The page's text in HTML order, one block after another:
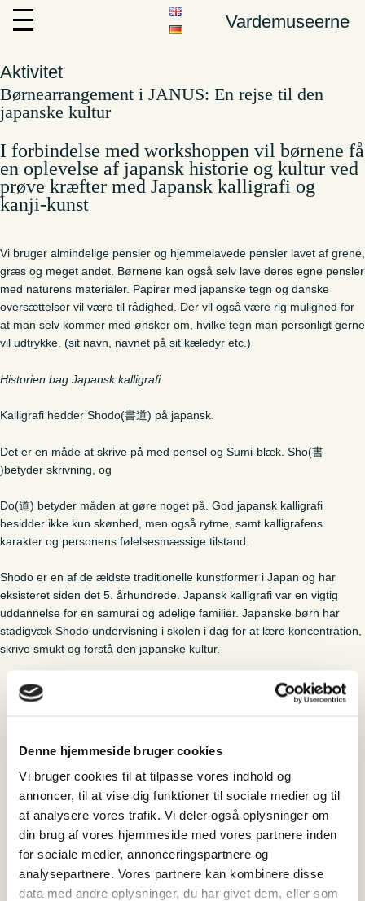
Denne hjemmeside bruger cookies
Vi bruger cookies til at tilpasse vores indhold og
annoncer, til at vise dig funktioner til sociale medier og til
at analysere vores trafik. Vi deler også oplysninger om
din brug af vores hjemmeside med vores partnere inden
for sociale medier, annonceringspartnere og
analysepartnere. Vores partnere kan kombinere disse
data med andre oplysninger, du har givet dem, eller som
Vardemuseerne
Aktivitet
Børnearrangement i JANUS: En rejse til den
japanske kultur
I forbindelse med workshoppen vil børnene få
en oplevelse af japansk historie og kultur ved
prøve kræfter med Japansk kalligrafi og
kanji-kunst
Vi bruger almindelige pensler og hjemmelavede pensler lavet af grene,
græs og meget andet. Børnene kan også selv lave deres egne pensler
med naturens materialer. Papirer med japanske tegn og danske
oversættelser vil være til rådighed. Der vil også være rig mulighed for
at man selv kommer med ønsker om, hvilke tegn man personligt gerne
vil udtrykke. (sit navn, navnet på sit kæledyr etc.)
Historien bag Japansk kalligrafi
Kalligrafi hedder Shodo(書道) på japansk.
Det er en måde at skrive på med pensel og Sumi-blæk. Sho(書
)betyder skrivning, og
Do(道) betyder måden at gøre noget på. God japansk kalligrafi
besidder ikke kun skønhed, men også rytme, samt kalligrafens
karakter og personens følelsesmæssige tilstand.
Shodo er en af de ældste traditionelle kunstformer i Japan og har
eksisteret siden det 5. århundrede. Japansk kalligrafi var en vigtig
uddannelse for en samurai og adelige familier. Japanske børn har
stadigvæk Shodo undervisning i skolen i dag for at lære koncentration,
skrive smukt og forstå den japanske kultur.
JANUS – Museum for
Samtidskunst
Hvornår
onsdag den 16. oktober 2024 - 11:00-13:00
Hvor
Lærkevej 25